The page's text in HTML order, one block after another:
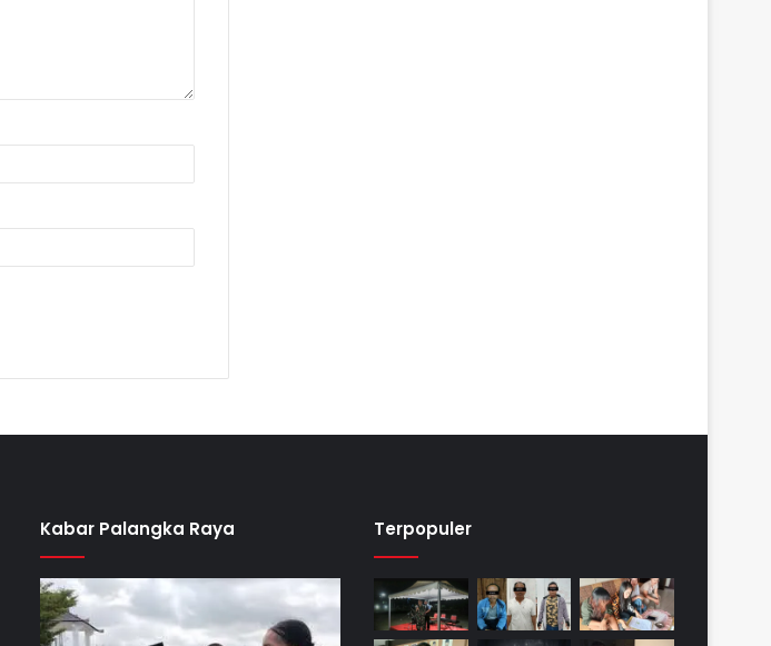
Kabar Palangka Raya Terpopuler